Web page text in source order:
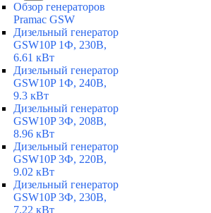
Обзор генераторов
Pramac GSW
Дизельный генератор
GSW10P 1Ф, 230В,
6.61 кВт
Дизельный генератор
GSW10P 1Ф, 240В,
9.3 кВт
Дизельный генератор
GSW10P 3Ф, 208В,
8.96 кВт
Дизельный генератор
GSW10P 3Ф, 220В,
9.02 кВт
Дизельный генератор
GSW10P 3Ф, 230В,
7.22 кВт